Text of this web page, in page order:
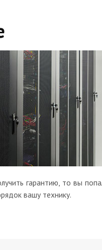
гарантию, то вы
вашу технику.